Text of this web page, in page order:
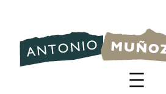
contenido